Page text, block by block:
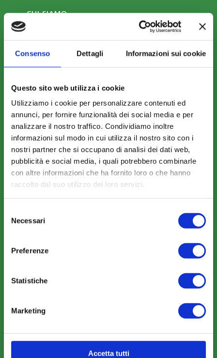
Consenso Dettagli Informazioni sui cookie
Questo sito web utilizza i cookie
Utilizziamo i cookie per personalizzare contenuti ed
annunci, per fornire funzionalità dei social media e per
analizzare il nostro traffico. Condividiamo inoltre
informazioni sul modo in cui utilizza il nostro sito con i
nostri partner che si occupano di analisi dei dati web,
pubblicità e social media, i quali potrebbero combinarle
con altre informazioni che ha fornito loro o che hanno
raccolto dal suo utilizzo dei loro servizi.
delNecessari
Preferenze
Statistiche
Marketing
Accetta tutti
CHI SIAMO
Le Parti Sociali
COSA FACCIAMO
Perché scegliere FonARCom
Il Funzionamento
Amministrazione trasparente
Modalità di adesione